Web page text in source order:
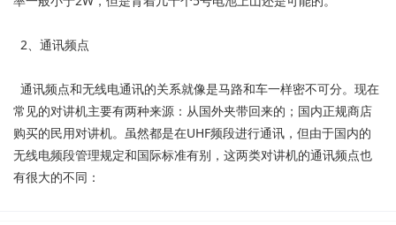
2、通讯频点
通讯频点和无线电通讯的关系就像是马路和车一样密不可分。现在
常见的对讲机主要有两种来源：从国外夹带回来的；国内正规商店
购买的民用对讲机。虽然都是在UHF频段进行通讯，但由于国内的
无线电频段管理规定和国际标准有别，这两类对讲机的通讯频点也
有很大的不同：